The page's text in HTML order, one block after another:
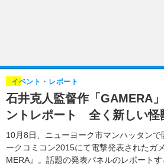
ゲーム
イベント
海外イベント
俳優・タレント
ビジネス
アニメ
書評
ゲーム
動画
アニメ！アニメ！TV
石井克人監督作「GAMERA
ントレポート 全く新しい怪
10月8日、ニューヨーク市マンハッタンで
ークコミコン2015にて電撃発表されたガ
MERA』。話題の発表パネルのレポートす
イベント・レポート